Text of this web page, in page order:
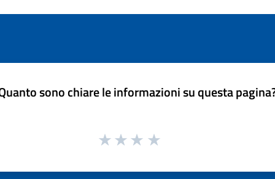
sono chiare le informazioni su questa